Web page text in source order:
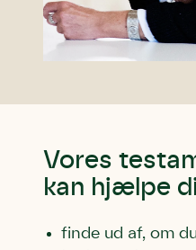
Vores
kan hjælpe
finde ud af, om